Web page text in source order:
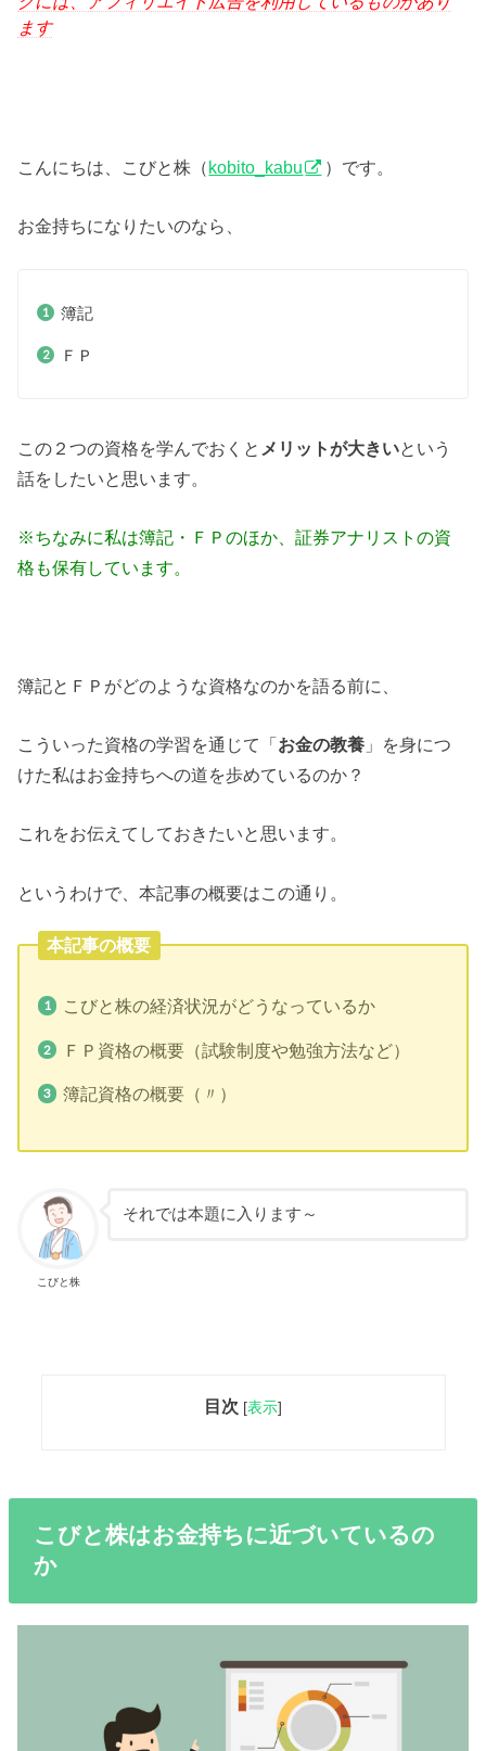
ます
こんにちは、こびと株（kobito_kabu ）です。
お金持ちになりたいのなら、
簿記
ＦＰ
この２つの資格を学んでおくと メリットが大きいという
話をしたいと思います。
※ちなみに私は簿記・ＦＰのほか、証券アナリストの資
格も保有しています。
簿記とＦＰがどのような資格なのかを語る前に、
こういった資格の学習を通じて「お金の教養 」を身につ
けた私はお金持ちへの道を歩めているのか？
これをお伝えてしておきたいと思います。
というわけで、本記事の概要はこの通り。
本記事の概要
こびと株の経済状況がどうなっているか
ＦＰ資格の概要（試験制度や勉強方法など）
簿記資格の概要（〃）
こびと株
それでは本題に入ります～
目次 [表示]
こびと株はお金持ちに近づいているの
か